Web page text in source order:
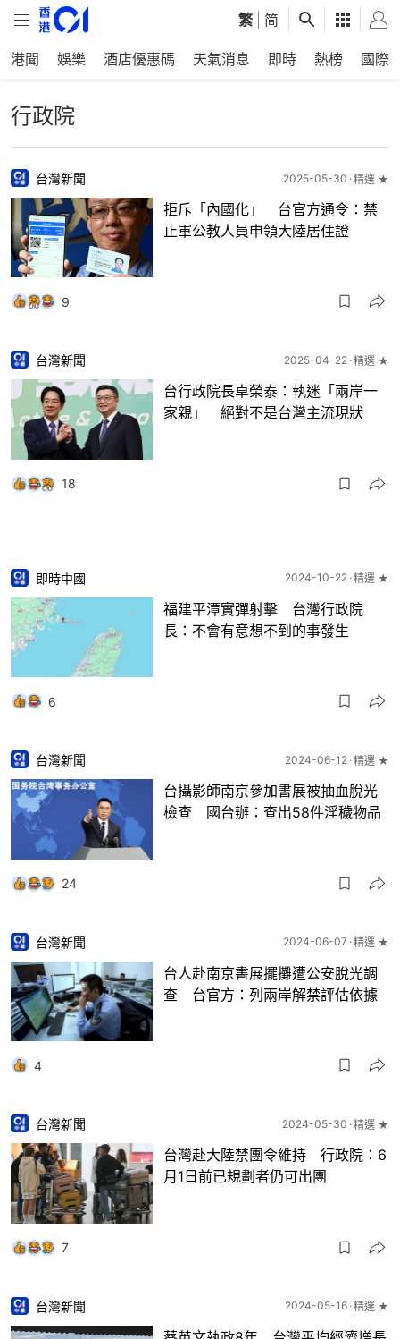
繁 简
港聞 娛樂 酒店優惠碼 天氣消息 即時 熱榜 國際
行政院
台灣新聞 2025-05-30 精選 ★
拒斥「內國化」 台官方通令：禁
止軍公教人員申領大陸居住證
9
台灣新聞 2025-04-22 精選 ★
台行政院長卓榮泰：執迷「兩岸一
家親」 絕對不是台灣主流現狀
18
即時中國 2024-10-22 精選 ★
福建平潭實彈射擊 台灣行政院
長：不會有意想不到的事發生
6
台灣新聞 2024-06-12 精選 ★
台攝影師南京參加書展被抽血脫光
檢查 國台辦：查出58件淫穢物品
24
台灣新聞 2024-06-07 精選 ★
台人赴南京書展擺攤遭公安脫光調
查 台官方：列兩岸解禁評估依據
4
台灣新聞 2024-05-30 精選 ★
台灣赴大陸禁團令維持 行政院：6
月1日前已規劃者仍可出團
7
台灣新聞 2024-05-16 精選 ★